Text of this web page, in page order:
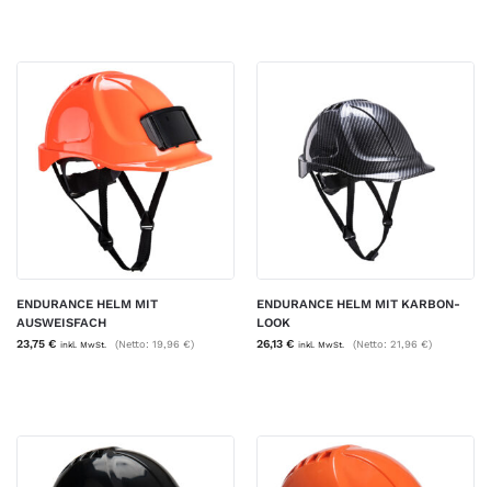
ENDURANCE HELM MIT
AUSWEISFACH
23,75 € inkl. MwSt. (Netto: 19,96 €)
ENDURANCE HELM MIT KARBON-
LOOK
26,13 € inkl. MwSt. (Netto: 21,96 €)